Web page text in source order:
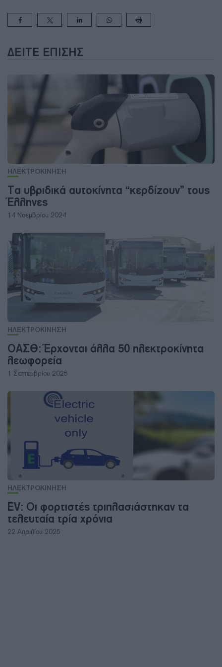
ΔΕΊΤΕ ΕΠΊΣΗΣ
ΗΛΕΚΤΡΟΚΙΝΗΣΗ
Τα υβριδικά αυτοκίνητα “κερδίζουν” τους
Έλληνες
14 Νοεμβρίου 2024
ΗΛΕΚΤΡΟΚΙΝΗΣΗ
ΟΑΣΘ: Έρχονται άλλα 50 ηλεκτροκίνητα
λεωφορεία
1 Σεπτεμβρίου 2025
ΗΛΕΚΤΡΟΚΙΝΗΣΗ
EV: Οι φορτιστές τριπλασιάστηκαν τα
τελευταία τρία χρόνια
22 Απριλίου 2025